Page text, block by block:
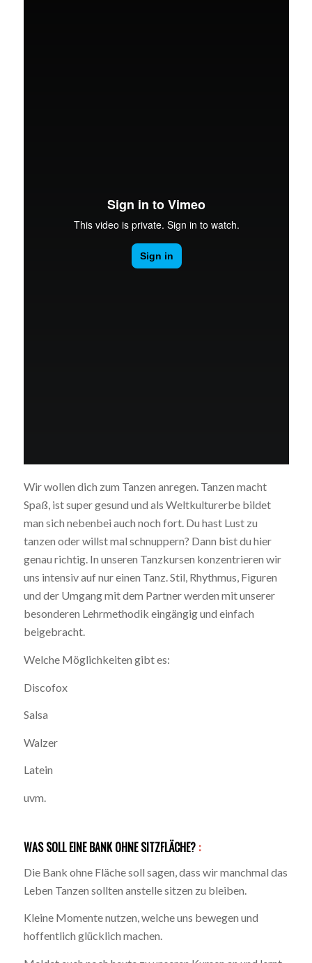
Wir wollen dich zum Tanzen anregen. Tanzen macht
Spaß, ist super gesund und als Weltkulturerbe bildet
man sich nebenbei auch noch fort. Du hast Lust zu
tanzen oder willst mal schnuppern? Dann bist du hier
genau richtig. In unseren Tanzkursen konzentrieren wir
uns intensiv auf nur einen Tanz. Stil, Rhythmus, Figuren
und der Umgang mit dem Partner werden mit unserer
besonderen Lehrmethodik eingängig und einfach
beigebracht.
Welche Möglichkeiten gibt es:
Discofox
Salsa
Walzer
Latein
uvm.
WAS SOLL EINE BANK OHNE SITZFLÄCHE? :
Die Bank ohne Fläche soll sagen, dass wir manchmal das
Leben Tanzen sollten anstelle sitzen zu bleiben.
Kleine Momente nutzen, welche uns bewegen und
hoffentlich glücklich machen.